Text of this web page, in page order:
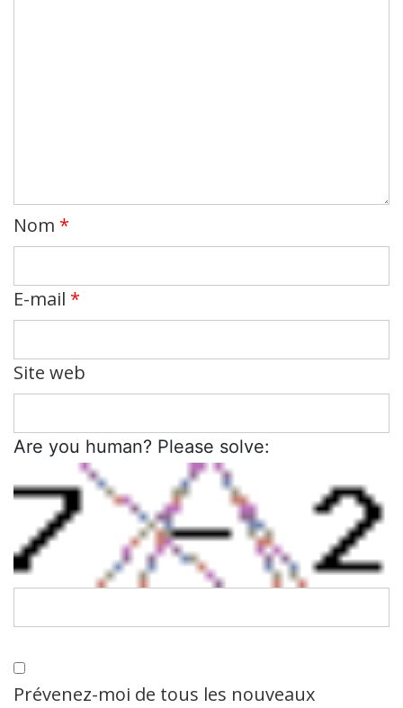
Nom *
E-mail *
Site web
Are you human? Please solve:
Prévenez-moi de tous les nouveaux